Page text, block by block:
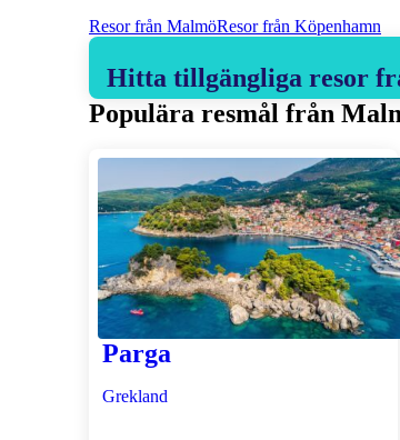
Resor från MalmöResor från Köpenhamn
Hitta tillgängliga resor
Populära resmål från
Parga
Grekland